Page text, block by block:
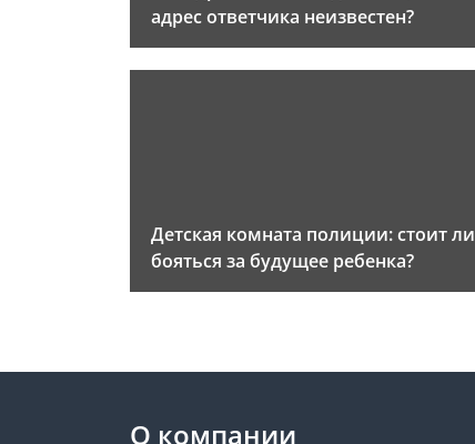
адрес ответчика неизвестен?
Детская комната полиции: стоит ли
бояться за будущее ребенка?
О компании